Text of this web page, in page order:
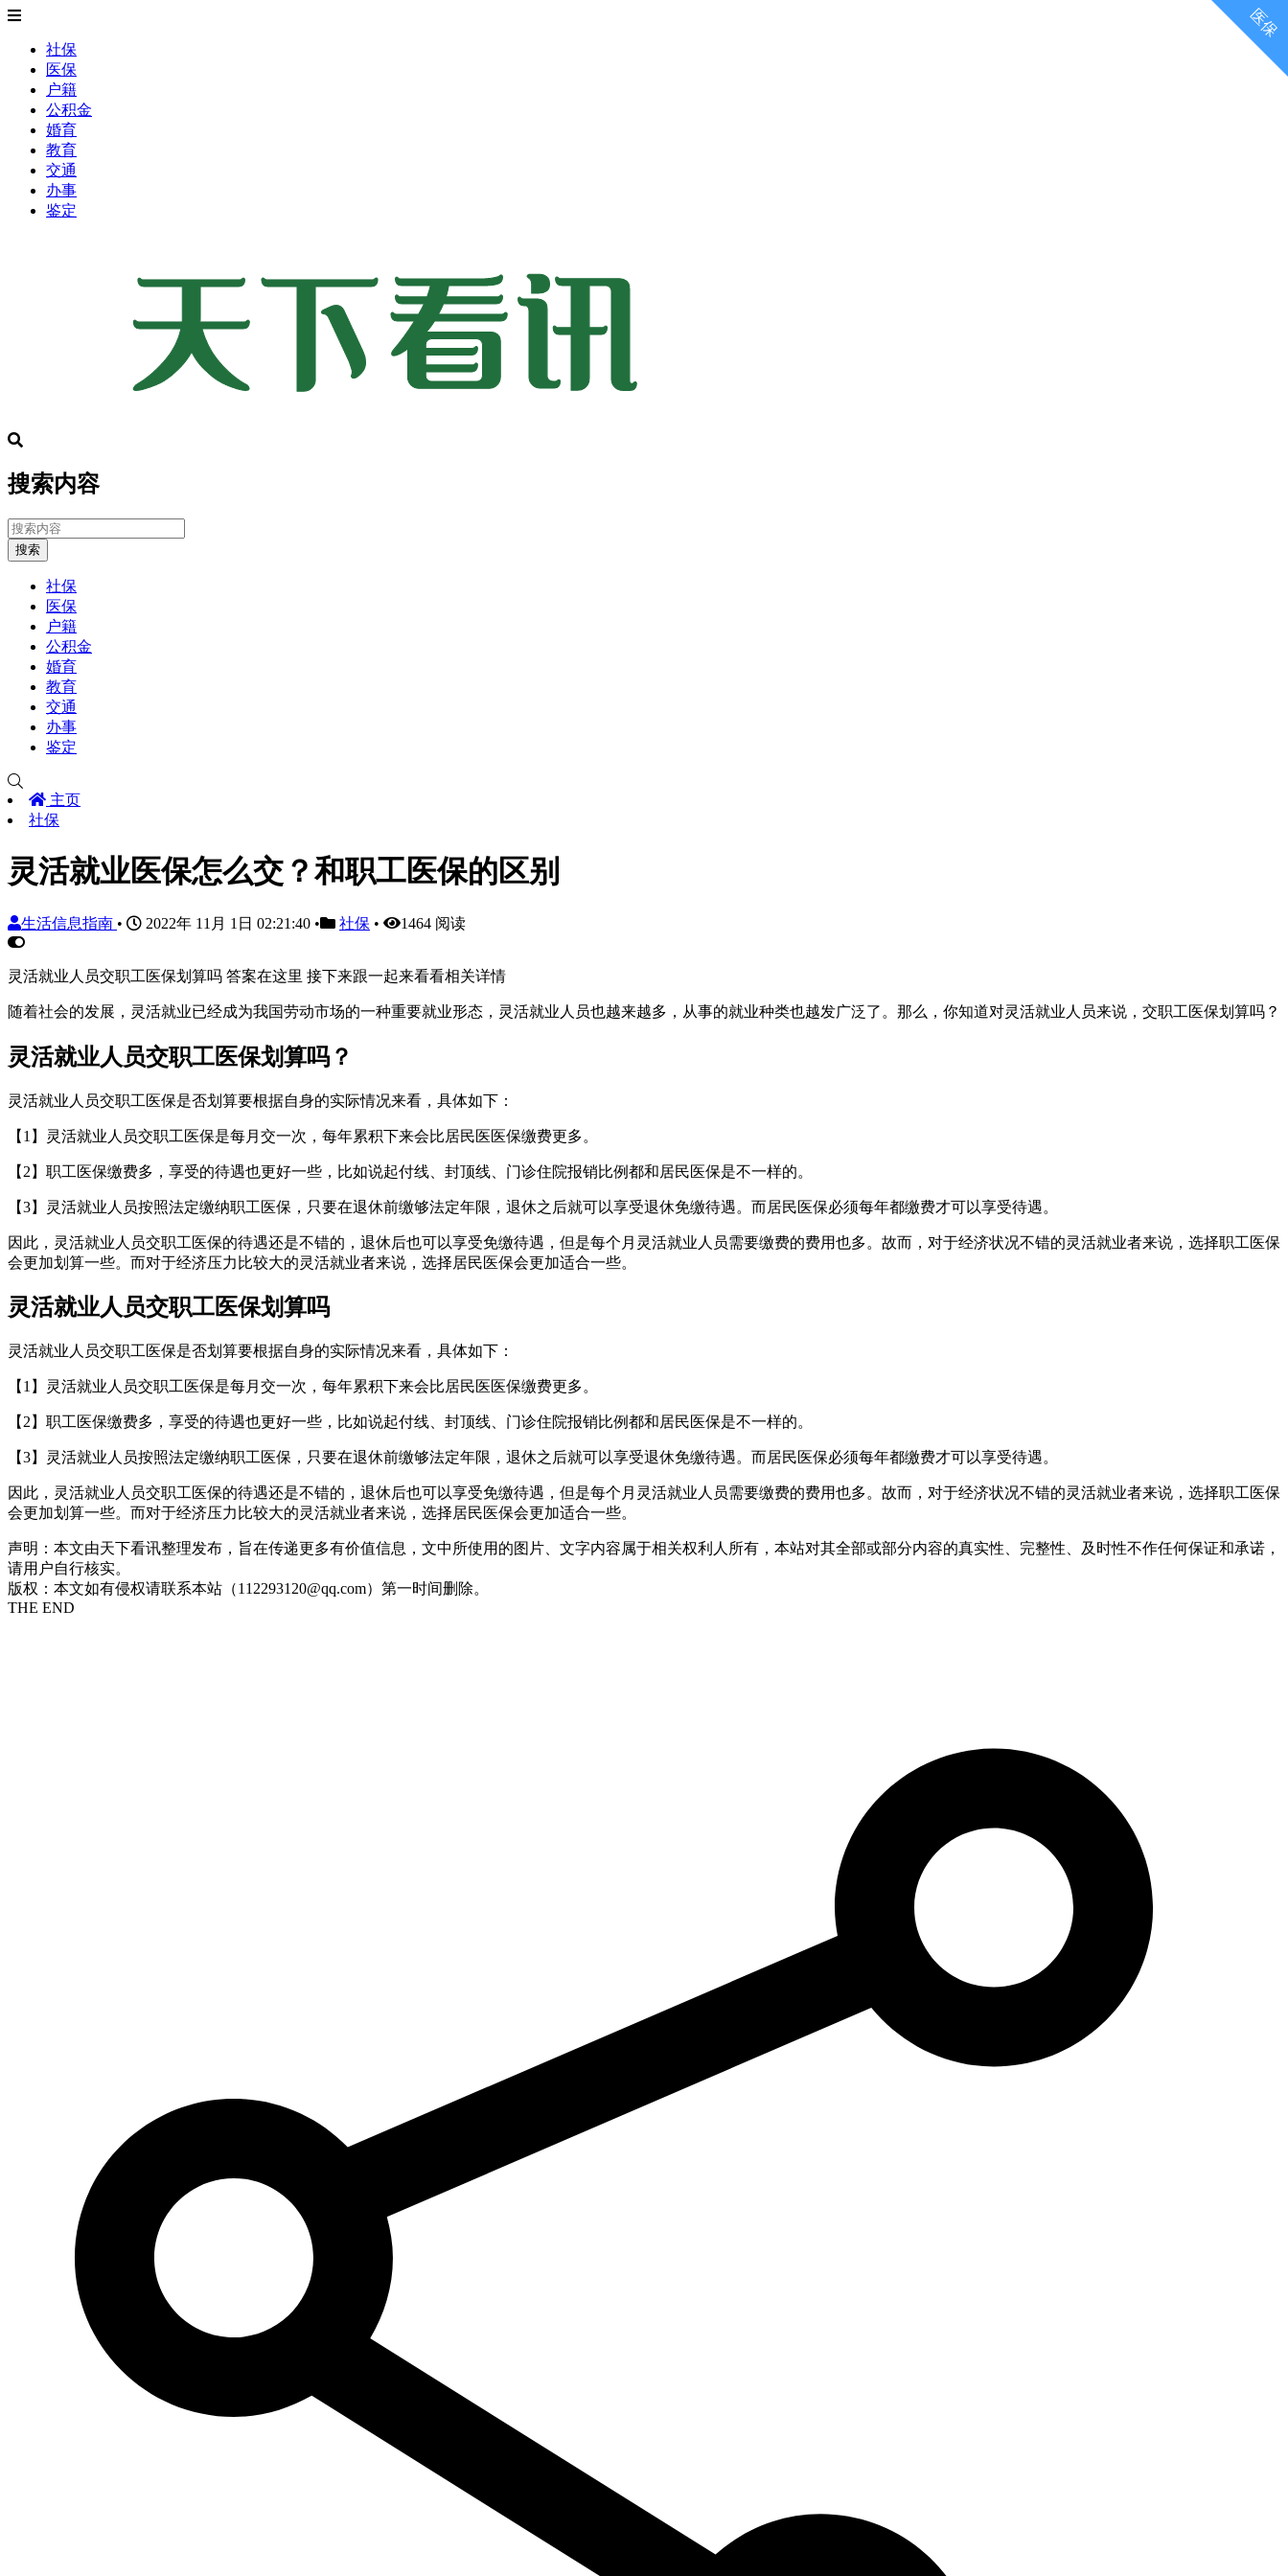
社保
医保
户籍
公积金
婚育
教育
交通
办事
鉴定
搜索内容
搜索
社保
医保
户籍
公积金
婚育
教育
交通
办事
鉴定
主页
社保
灵活就业医保怎么交？和职工医保的区别
生活信息指南 • 2022年 11月 1日 02:21:40 • 社保 • 1464 阅读
灵活就业人员交职工医保划算吗 答案在这里 接下来跟一起来看看相关详情
随着社会的发展，灵活就业已经成为我国劳动市场的一种重要就业形态，灵活就业人员也越来越多，从事的就业种类也越发广泛了。那么，你知道对灵活就业人员来说，交职工医保划算吗？
灵活就业人员交职工医保划算吗？
灵活就业人员交职工医保是否划算要根据自身的实际情况来看，具体如下：
【1】灵活就业人员交职工医保是每月交一次，每年累积下来会比居民医医保缴费更多。
【2】职工医保缴费多，享受的待遇也更好一些，比如说起付线、封顶线、门诊住院报销比例都和居民医保是不一样的。
【3】灵活就业人员按照法定缴纳职工医保，只要在退休前缴够法定年限，退休之后就可以享受退休免缴待遇。而居民医保必须每年都缴费才可以享受待遇。
因此，灵活就业人员交职工医保的待遇还是不错的，退休后也可以享受免缴待遇，但是每个月灵活就业人员需要缴费的费用也多。故而，对于经济状况不错的灵活就业者来说，选择职工医保
会更加划算一些。而对于经济压力比较大的灵活就业者来说，选择居民医保会更加适合一些。
灵活就业人员交职工医保划算吗
灵活就业人员交职工医保是否划算要根据自身的实际情况来看，具体如下：
【1】灵活就业人员交职工医保是每月交一次，每年累积下来会比居民医医保缴费更多。
【2】职工医保缴费多，享受的待遇也更好一些，比如说起付线、封顶线、门诊住院报销比例都和居民医保是不一样的。
【3】灵活就业人员按照法定缴纳职工医保，只要在退休前缴够法定年限，退休之后就可以享受退休免缴待遇。而居民医保必须每年都缴费才可以享受待遇。
因此，灵活就业人员交职工医保的待遇还是不错的，退休后也可以享受免缴待遇，但是每个月灵活就业人员需要缴费的费用也多。故而，对于经济状况不错的灵活就业者来说，选择职工医保
会更加划算一些。而对于经济压力比较大的灵活就业者来说，选择居民医保会更加适合一些。
声明：本文由天下看讯整理发布，旨在传递更多有价值信息，文中所使用的图片、文字内容属于相关权利人所有，本站对其全部或部分内容的真实性、完整性、及时性不作任何保证和承诺，
请用户自行核实。
版权：本文如有侵权请联系本站（112293120@qq.com）第一时间删除。
THE END